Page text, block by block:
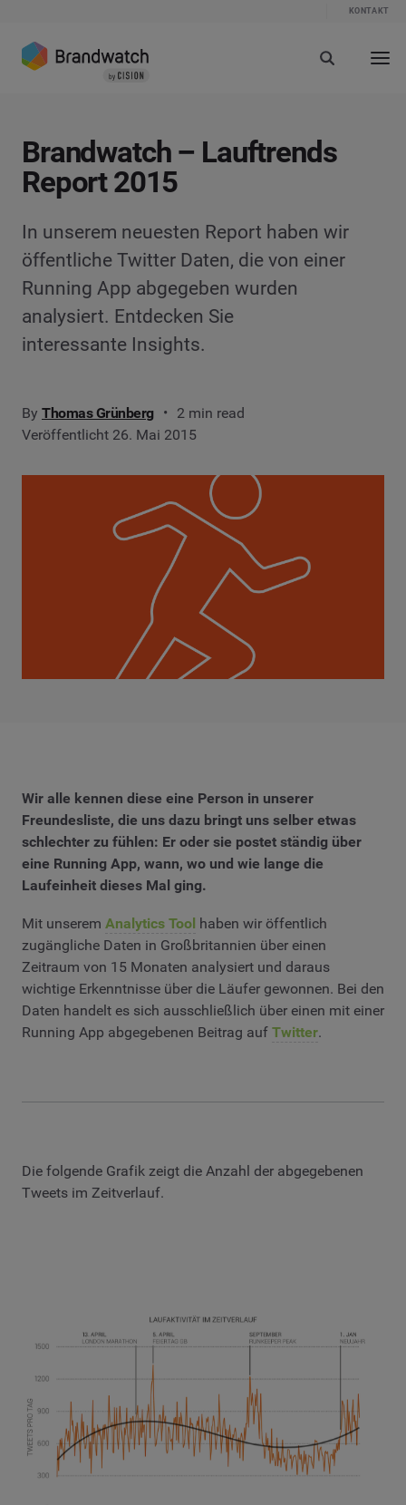
KONTAKT
Brandwatch – Lauftrends
Report 2015
In unserem neuesten Report haben wir
öffentliche Twitter Daten, die von einer
Running App abgegeben wurden
analysiert. Entdecken Sie
interessante Insights.
By Thomas Grünberg
2 min read
Veröffentlicht 26. Mai 2015
Wir alle kennen diese eine Person in unserer
Freundesliste, die uns dazu bringt uns selber etwas
schlechter zu fühlen: Er oder sie postet ständig über
eine Running App, wann, wo und wie lange die
Laufeinheit dieses Mal ging.
Mit unserem Analytics Tool haben wir öffentlich
zugängliche Daten in Großbritannien über einen
Zeitraum von 15 Monaten analysiert und daraus
wichtige Erkenntnisse über die Läufer gewonnen. Bei den
Daten handelt es sich ausschließlich über einen mit einer
Running App abgegebenen Beitrag auf Twitter.
Die folgende Grafik zeigt die Anzahl der abgegebenen
Tweets im Zeitverlauf.